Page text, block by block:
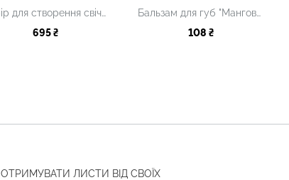
Набір для створення свічки "Лімончелло"
695 ₴
Бальзам для губ "Манговий сорбет"
108 ₴
ОТРИМУВАТИ ЛИСТИ ВІД СВОЇХ